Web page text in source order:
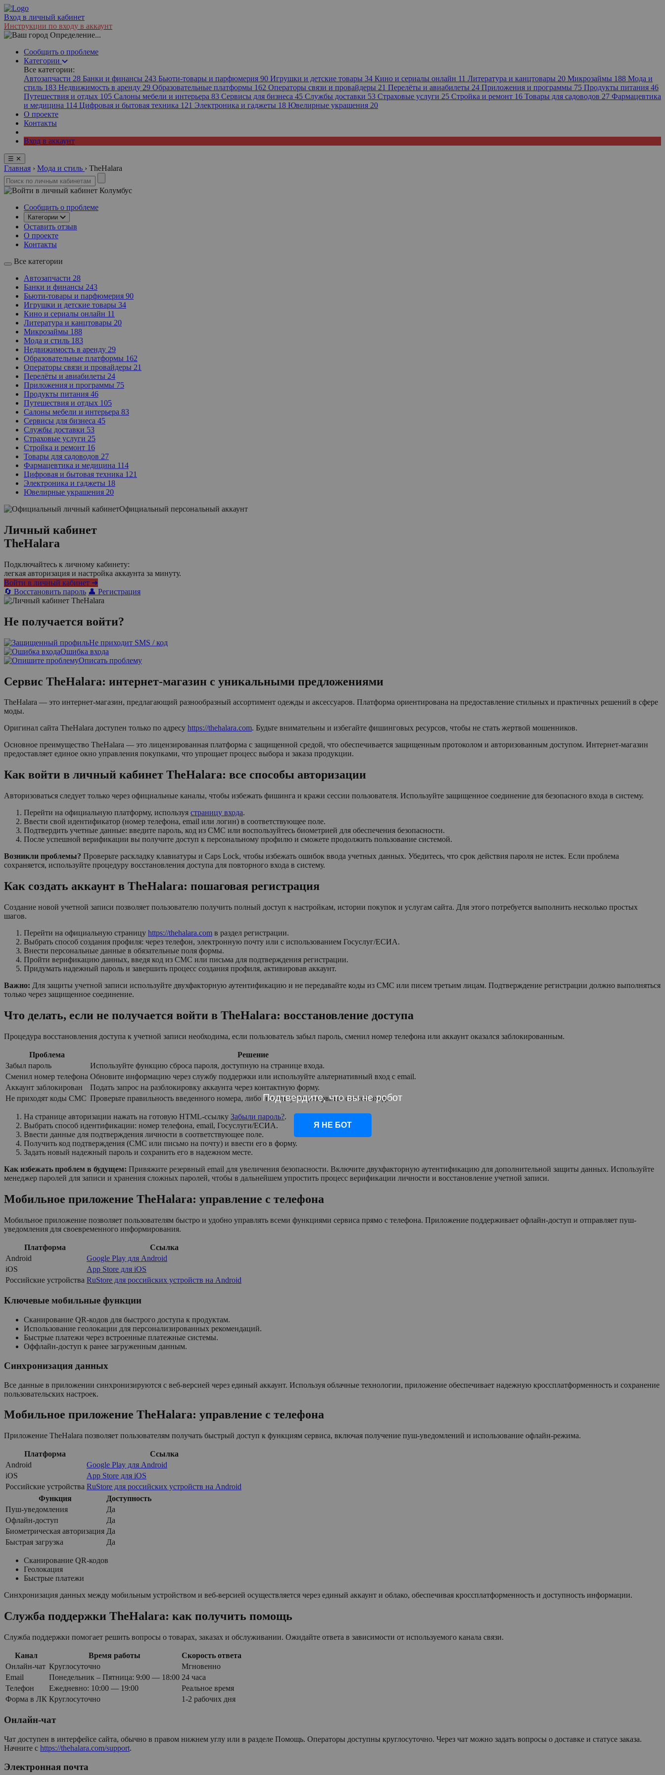
Вход в личный кабинет
Инструкции по входу в аккаунт
Определение...
Сообщить о проблеме
Категории
Все категории:
Автозапчасти 28 Банки и финансы 243 Бьюти-товары и парфюмерия 90 Игрушки и детские товары 34 Кино и сериалы онлайн 11 Литература и канцтовары 20 Микрозаймы 188 Мода и
стиль 183 Недвижимость в аренду 29 Образовательные платформы 162 Операторы связи и провайдеры 21 Перелёты и авиабилеты 24 Приложения и программы 75 Продукты питания 46
Путешествия и отдых 105 Салоны мебели и интерьера 83 Сервисы для бизнеса 45 Службы доставки 53 Страховые услуги 25 Стройка и ремонт 16 Товары для садоводов 27 Фармацевтика
и медицина 114 Цифровая и бытовая техника 121 Электроника и гаджеты 18 Ювелирные украшения 20
О проекте
Контакты
Вход в аккаунт
☰ ✕
Главная › Мода и стиль › TheHalara
Колумбус
Сообщить о проблеме
Категории
Оставить отзыв
О проекте
Контакты
Все категории
Автозапчасти 28
Банки и финансы 243
Бьюти-товары и парфюмерия 90
Игрушки и детские товары 34
Кино и сериалы онлайн 11
Литература и канцтовары 20
Микрозаймы 188
Мода и стиль 183
Недвижимость в аренду 29
Образовательные платформы 162
Операторы связи и провайдеры 21
Перелёты и авиабилеты 24
Приложения и программы 75
Продукты питания 46
Путешествия и отдых 105
Салоны мебели и интерьера 83
Сервисы для бизнеса 45
Службы доставки 53
Страховые услуги 25
Стройка и ремонт 16
Товары для садоводов 27
Фармацевтика и медицина 114
Цифровая и бытовая техника 121
Электроника и гаджеты 18
Ювелирные украшения 20
Официальный персональный аккаунт
Личный кабинет
TheHalara
Подключайтесь к личному кабинету:
легкая авторизация и настройка аккаунта за минуту.
Войти в личный кабинет ➜
🔄 Восстановить пароль 👤 Регистрация
Не получается войти?
Не приходит SMS / код
Ошибка входа
Описать проблему
Сервис TheHalara: интернет-магазин с уникальными предложениями
TheHalara — это интернет-магазин, предлагающий разнообразный ассортимент одежды и аксессуаров. Платформа ориентирована на предоставление стильных и практичных решений в сфере
моды.
Оригинал сайта TheHalara доступен только по адресу https://thehalara.com. Будьте внимательны и избегайте фишинговых ресурсов, чтобы не стать жертвой мошенников.
Основное преимущество TheHalara — это лицензированная платформа с защищенной средой, что обеспечивается защищенным протоколом и авторизованным доступом. Интернет-магазин
предоставляет единое окно управления покупками, что упрощает процесс выбора и заказа продукции.
Как войти в личный кабинет TheHalara: все способы авторизации
Авторизоваться следует только через официальные каналы, чтобы избежать фишинга и кражи сессии пользователя. Используйте защищенное соединение для безопасного входа в систему.
Перейти на официальную платформу, используя страницу входа.
Ввести свой идентификатор (номер телефона, email или логин) в соответствующее поле.
Подтвердить учетные данные: введите пароль, код из СМС или воспользуйтесь биометрией для обеспечения безопасности.
После успешной верификации вы получите доступ к персональному профилю и сможете продолжить пользование системой.
Возникли проблемы? Проверьте раскладку клавиатуры и Caps Lock, чтобы избежать ошибок ввода учетных данных. Убедитесь, что срок действия пароля не истек. Если проблема
сохраняется, используйте процедуру восстановления доступа для повторного входа в систему.
Как создать аккаунт в TheHalara: пошаговая регистрация
Создание новой учетной записи позволяет пользователю получить полный доступ к настройкам, истории покупок и услугам сайта. Для этого потребуется выполнить несколько простых
шагов.
Перейти на официальную страницу https://thehalara.com в раздел регистрации.
Выбрать способ создания профиля: через телефон, электронную почту или с использованием Госуслуг/ЕСИА.
Внести персональные данные в обязательные поля формы.
Пройти верификацию данных, введя код из СМС или письма для подтверждения регистрации.
Придумать надежный пароль и завершить процесс создания профиля, активировав аккаунт.
Важно: Для защиты учетной записи используйте двухфакторную аутентификацию и не передавайте коды из СМС или писем третьим лицам. Подтверждение регистрации должно выполняться
только через защищенное соединение.
Что делать, если не получается войти в TheHalara: восстановление доступа
Процедура восстановления доступа к учетной записи необходима, если пользователь забыл пароль, сменил номер телефона или аккаунт оказался заблокированным.
Проблема
Решение
Забыл пароль
Используйте функцию сброса пароля, доступную на странице входа.
Сменил номер телефона Обновите информацию через службу поддержки или используйте альтернативный вход с email.
Аккаунт заблокирован
Подать запрос на разблокировку аккаунта через контактную форму.
Не приходят коды СМС Проверьте правильность введенного номера, либо используйте резервный способ входа.
На странице авторизации нажать на готовую HTML-ссылку Забыли пароль?.
Выбрать способ идентификации: номер телефона, email, Госуслуги/ЕСИА.
Ввести данные для подтверждения личности в соответствующее поле.
Получить код подтверждения (СМС или письмо на почту) и ввести его в форму.
Задать новый надежный пароль и сохранить его в надежном месте.
Как избежать проблем в будущем: Привяжите резервный email для увеличения безопасности. Включите двухфакторную аутентификацию для дополнительной защиты данных. Используйте
менеджер паролей для записи и хранения сложных паролей, чтобы в дальнейшем упростить процесс верификации личности и восстановление учетной записи.
Мобильное приложение TheHalara: управление с телефона
Мобильное приложение позволяет пользователям быстро и удобно управлять всеми функциями сервиса прямо с телефона. Приложение поддерживает офлайн-доступ и отправляет пуш-
уведомления для своевременного информирования.
Платформа
Ссылка
Android
Google Play для Android
iOS
App Store для iOS
Российские устройства RuStore для российских устройств на Android
Ключевые мобильные функции
Сканирование QR-кодов для быстрого доступа к продуктам.
Использование геолокации для персонализированных рекомендаций.
Быстрые платежи через встроенные платежные системы.
Оффлайн-доступ к ранее загруженным данным.
Синхронизация данных
Все данные в приложении синхронизируются с веб-версией через единый аккаунт. Используя облачные технологии, приложение обеспечивает надежную кроссплатформенность и сохранение
пользовательских настроек.
Мобильное приложение TheHalara: управление с телефона
Приложение TheHalara позволяет пользователям получать быстрый доступ к функциям сервиса, включая получение пуш-уведомлений и использование офлайн-режима.
Платформа
Ссылка
Android
Google Play для Android
iOS
App Store для iOS
Российские устройства RuStore для российских устройств на Android
Функция
Доступность
Пуш-уведомления
Да
Офлайн-доступ
Да
Биометрическая авторизация Да
Быстрая загрузка
Да
Сканирование QR-кодов
Геолокация
Быстрые платежи
Синхронизация данных между мобильным устройством и веб-версией осуществляется через единый аккаунт и облако, обеспечивая кроссплатформенность и доступность информации.
Служба поддержки TheHalara: как получить помощь
Служба поддержки помогает решить вопросы о товарах, заказах и обслуживании. Ожидайте ответа в зависимости от используемого канала связи.
Канал Время работы
Скорость ответа
Онлайн-чат Круглосуточно
Мгновенно
Email
Понедельник – Пятница: 9:00 — 18:00 24 часа
Телефон
Ежедневно: 10:00 — 19:00
Реальное время
Форма в ЛК Круглосуточно 1-2 рабочих дня
Онлайн-чат
Чат доступен в интерфейсе сайта, обычно в правом нижнем углу или в разделе Помощь. Операторы доступны круглосуточно. Через чат можно задать вопросы о доставке и статусе заказа.
Начните с https://thehalara.com/support.
Электронная почта
Подтвердите, что вы не робот
Я НЕ БОТ